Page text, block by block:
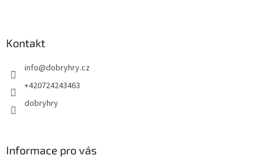
Kontakt
info@dobryhry.cz
+420724243463
dobryhry
Informace pro vás